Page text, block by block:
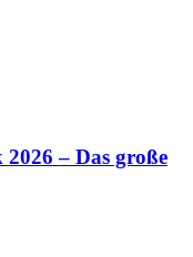
– Das große